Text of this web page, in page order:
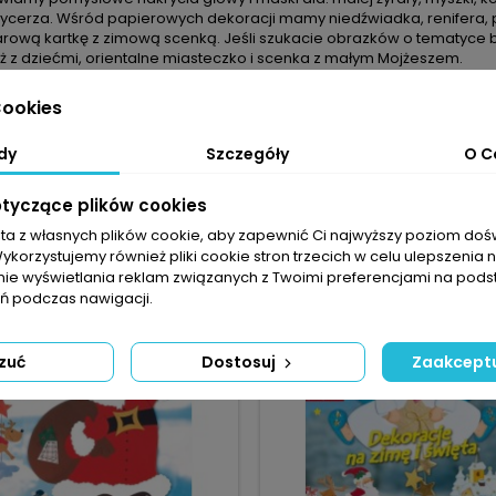
Wśród papierowych dekoracji mamy niedźwiadka, renifera,
kartkę z zimową scenką. Jeśli szukacie obrazków o tematyce
z dziećmi, orientalne miasteczko i scenka z małym Mojżeszem.
(0)
Na razie nie dodano żadnej
PRODUKTÓW W TEJ SAMEJ KATEGORII:
favorite_border
Szczegóły O
plików cookies
z własnych plików cookie, aby zapewnić Ci najwyższy poziom
również pliki cookie stron trzecich w celu ulepszenia
wyświetlania reklam związanych z Twoimi preferencjami na
podczas nawigacji.
Dostosuj